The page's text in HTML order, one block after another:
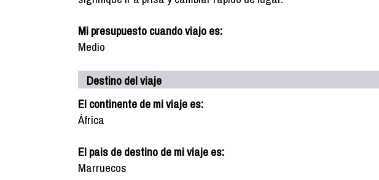
Mi presupuesto cuando viajo es:
Medio
Destino del viaje
El continente de mi viaje es:
África
El pais de destino de mi viaje es:
Marruecos